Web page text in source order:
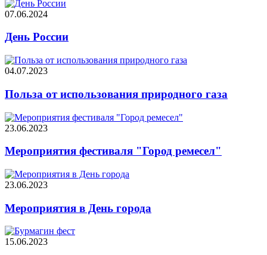
07.06.2024
День России
04.07.2023
Польза от использования природного газа
23.06.2023
Мероприятия фестиваля "Город ремесел"
23.06.2023
Мероприятия в День города
15.06.2023